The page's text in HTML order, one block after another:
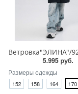
5.995 руб.
Размеры одежды
152 158 164 170